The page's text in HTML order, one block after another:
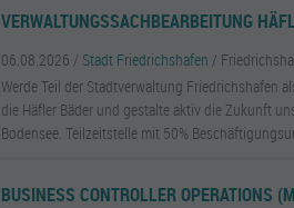
VERWALTUNGSSACHBEARBEITUNG
06.08.2026 / Stadt Friedrichshafen /
Werde Teil der Stadtverwaltung Friedrichshafen
die Häfler Bäder und gestalte aktiv die Zukunft
Bodensee. Teilzeitstelle mit 50%
BUSINESS CONTROLLER OPERATIONS